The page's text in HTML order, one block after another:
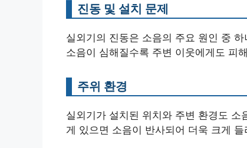
진동 및 설치 문제
실외기의 진동은 소음의 주요 원인 중
소음이 심해질수록 주변 이웃에게도 피
주위 환경
실외기가 설치된 위치와 주변 환경도
게 있으면 소음이 반사되어 더욱 크게 들